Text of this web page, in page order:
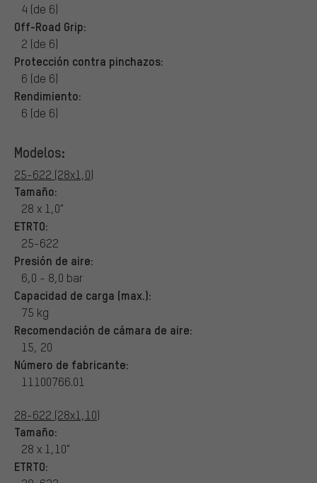
4 (de 6)
Off-Road Grip:
2 (de 6)
Protección contra pinchazos:
6 (de 6)
Rendimiento:
6 (de 6)
Modelos:
25-622 (28x1,0)
Tamaño:
28 x 1,0"
ETRTO:
25-622
Presión de aire:
6,0 - 8,0 bar
Capacidad de carga (max.):
75 kg
Recomendación de cámara de aire:
15, 20
Número de fabricante:
11100766.01
28-622 (28x1,10)
Tamaño:
28 x 1,10"
ETRTO: